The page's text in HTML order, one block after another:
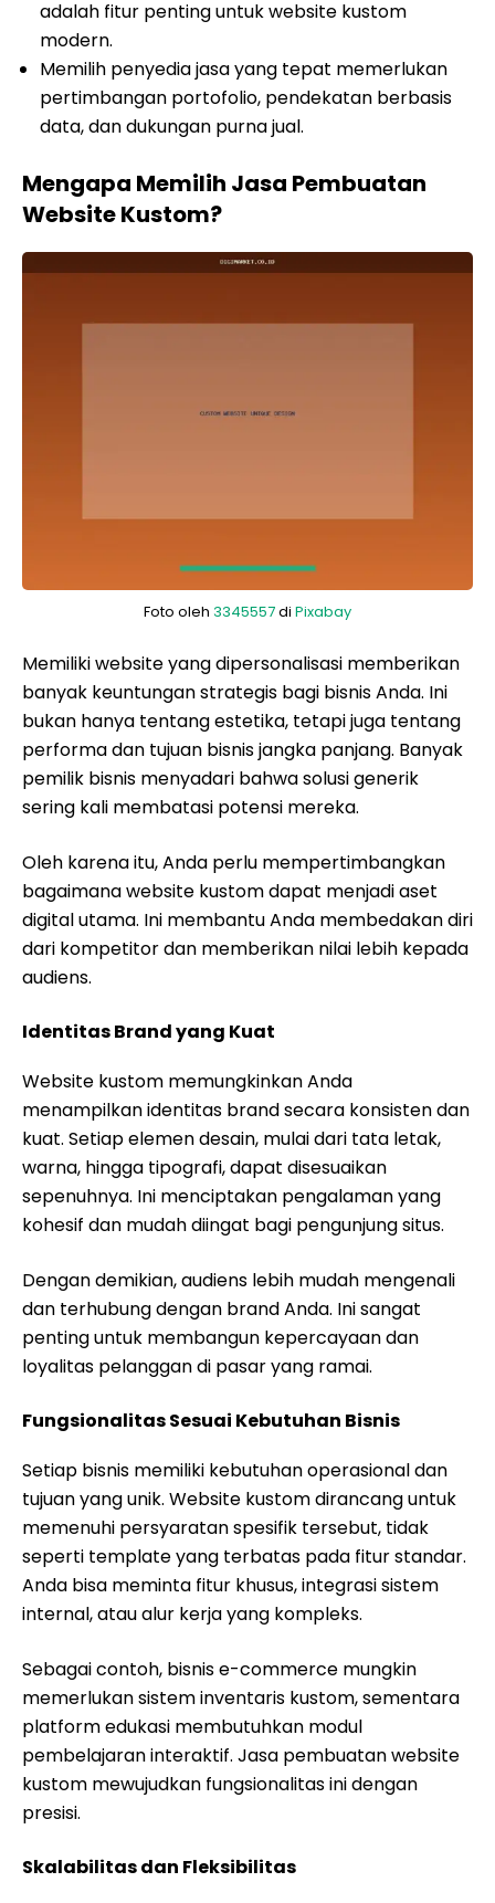
adalah fitur penting untuk website kustom
modern.
Memilih penyedia jasa yang tepat memerlukan
pertimbangan portofolio, pendekatan berbasis
data, dan dukungan purna jual.
Mengapa Memilih Jasa Pembuatan
Website Kustom?
Foto oleh 3345557di Pixabay
Memiliki website yang dipersonalisasi memberikan
banyak keuntungan strategis bagi bisnis Anda. Ini
bukan hanya tentang estetika, tetapi juga tentang
performa dan tujuan bisnis jangka panjang. Banyak
pemilik bisnis menyadari bahwa solusi generik
sering kali membatasi potensi mereka.
Oleh karena itu, Anda perlu mempertimbangkan
bagaimana website kustom dapat menjadi aset
digital utama. Ini membantu Anda membedakan diri
dari kompetitor dan memberikan nilai lebih kepada
audiens.
Identitas Brand yang Kuat
Website kustom memungkinkan Anda
menampilkan identitas brand secara konsisten dan
kuat. Setiap elemen desain, mulai dari tata letak,
warna, hingga tipografi, dapat disesuaikan
sepenuhnya. Ini menciptakan pengalaman yang
kohesif dan mudah diingat bagi pengunjung situs.
Dengan demikian, audiens lebih mudah mengenali
dan terhubung dengan brand Anda. Ini sangat
penting untuk membangun kepercayaan dan
loyalitas pelanggan di pasar yang ramai.
Fungsionalitas Sesuai Kebutuhan Bisnis
Setiap bisnis memiliki kebutuhan operasional dan
tujuan yang unik. Website kustom dirancang untuk
memenuhi persyaratan spesifik tersebut, tidak
seperti template yang terbatas pada fitur standar.
Anda bisa meminta fitur khusus, integrasi sistem
internal, atau alur kerja yang kompleks.
Sebagai contoh, bisnis e-commerce mungkin
memerlukan sistem inventaris kustom, sementara
platform edukasi membutuhkan modul
pembelajaran interaktif. Jasa pembuatan website
kustom mewujudkan fungsionalitas ini dengan
presisi.
Skalabilitas dan Fleksibilitas